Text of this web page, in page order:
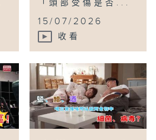
「頭部受傷是否...
15/07/2026
收看